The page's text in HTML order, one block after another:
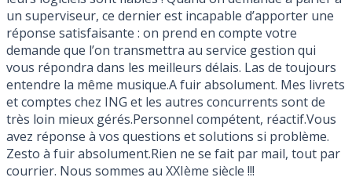
un superviseur, ce dernier est incapable d’apporter une
réponse satisfaisante : on prend en compte votre
demande que l’on transmettra au service gestion qui
vous répondra dans les meilleurs délais. Las de toujours
entendre la même musique.A fuir absolument. Mes livrets
et comptes chez ING et les autres concurrents sont de
très loin mieux gérés.Personnel compétent, réactif.Vous
avez réponse à vos questions et solutions si problème.
Zesto à fuir absolument.Rien ne se fait par mail, tout par
courrier. Nous sommes au XXIème siècle !!!